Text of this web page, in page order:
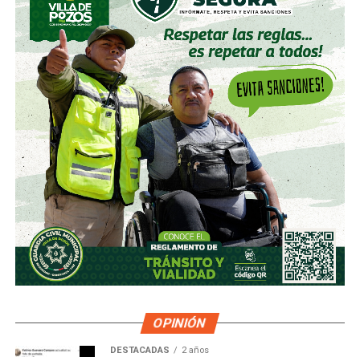
OPINIÓN
DESTACADAS 2 años